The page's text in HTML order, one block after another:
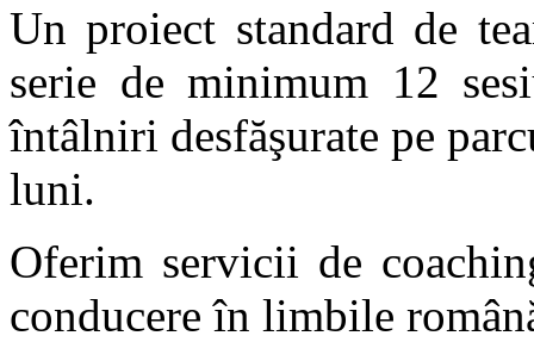
Un proiect standard de
serie de minimum 12
întâlniri desfăşurate pe
luni.
Oferim servicii de
conducere în limbile